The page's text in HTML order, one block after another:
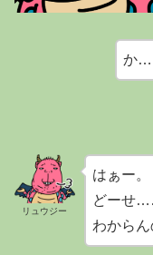
か…
リュウジー
はぁー。
どーせ
わから